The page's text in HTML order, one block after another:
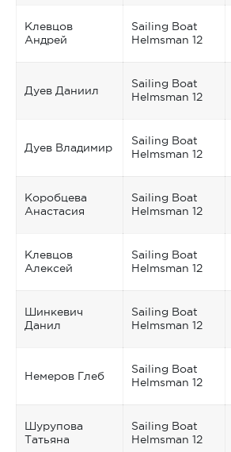
Клевцов
Андрей
Sailing Boat
Helmsman 12
Дуев Даниил
Sailing Boat
Helmsman 12
Дуев Владимир
Sailing Boat
Helmsman 12
Коробцева
Анастасия
Sailing Boat
Helmsman 12
Клевцов
Алексей
Sailing Boat
Helmsman 12
Шинкевич
Данил
Sailing Boat
Helmsman 12
Немеров Глеб
Sailing Boat
Helmsman 12
Шурупова
Татьяна
Sailing Boat
Helmsman 12